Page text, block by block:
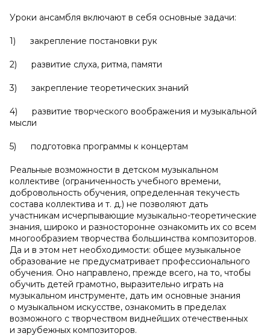
Уроки ансамбля включают в себя основные задачи:
1) закрепление постановки рук
2) развитие слуха, ритма, памяти
3) закрепление теоретических знаний
4) развитие творческого воображения и музыкальной
мысли
5) подготовка программы к концертам
Реальные возможности в детском музыкальном
коллективе (ограниченность учебного времени,
добровольность обучения, определенная текучесть
состава коллектива и т. д.) не позволяют дать
участникам исчерпывающие музыкально-теоретические
знания, широко и разносторонне ознакомить их со всем
многообразием творчества большинства композиторов.
Да и в этом нет необходимости: общее музыкальное
образование не предусматривает профессионального
обучения. Оно направлено, прежде всего, на то, чтобы
обучить детей грамотно, выразительно играть на
музыкальном инструменте, дать им основные знания
о музыкальном искусстве, ознакомить в пределах
возможного с творчеством виднейших отечественных
и зарубежных композиторов.